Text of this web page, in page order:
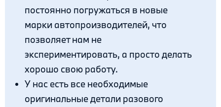
постоянно погружаться в новые
марки автопроизводителей, что
позволяет нам не
экспериментировать, а просто делать
хорошо свою работу.
У нас есть все необходимые
оригинальные детали разового